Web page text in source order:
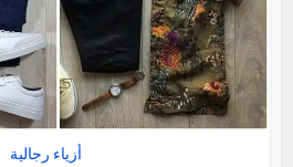
أزياء رجالية